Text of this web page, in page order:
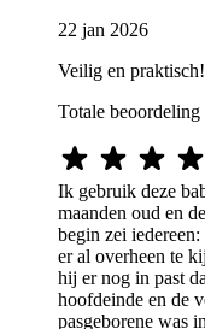
22 jan 2026
Veilig en praktisch!
Totale beoordeling
Ik gebruik deze
maanden oud en
begin zei
er al overheen te
hij er nog in past
hoofdeinde en de
pasgeborene was